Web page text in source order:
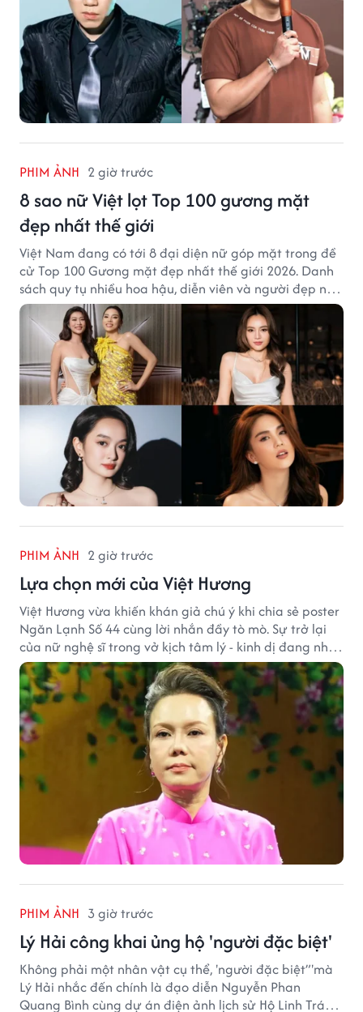
PHIM ẢNH 2 giờ trước
8 sao nữ Việt lọt Top 100 gương mặt
đẹp nhất thế giới
Việt Nam đang có tới 8 đại diện nữ góp mặt trong đề
cử Top 100 Gương mặt đẹp nhất thế giới 2026. Danh
sách quy tụ nhiều hoa hậu, diễn viên và người đẹp nổi
tiếng của showbiz Việt.
PHIM ẢNH 2 giờ trước
Lựa chọn mới của Việt Hương
Việt Hương vừa khiến khán giả chú ý khi chia sẻ poster
Ngăn Lạnh Số 44 cùng lời nhắn đầy tò mò. Sự trở lại
của nữ nghệ sĩ trong vở kịch tâm lý - kinh dị đang nhận
được nhiều quan tâm từ công chúng.
PHIM ẢNH 3 giờ trước
Lý Hải công khai ủng hộ 'người đặc biệt'
Không phải một nhân vật cụ thể, 'người đặc biệt”'mà
Lý Hải nhắc đến chính là đạo diễn Nguyễn Phan
Quang Bình cùng dự án điện ảnh lịch sử Hộ Linh Tráng